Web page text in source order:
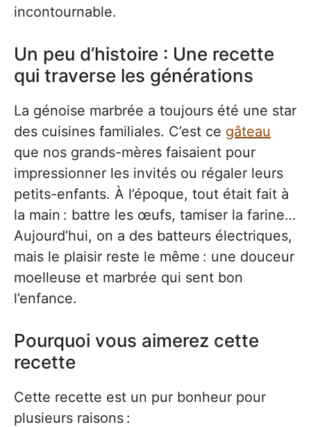
incontournable.
Un peu d’histoire : Une recette
qui traverse les générations
La génoise marbrée a toujours été une star
des cuisines familiales. C’est ce gâteau
que nos grands-mères faisaient pour
impressionner les invités ou régaler leurs
petits-enfants. À l’époque, tout était fait à
la main : battre les œufs, tamiser la farine…
Aujourd’hui, on a des batteurs électriques,
mais le plaisir reste le même : une douceur
moelleuse et marbrée qui sent bon
l’enfance.
Pourquoi vous aimerez cette
recette
Cette recette est un pur bonheur pour
plusieurs raisons :